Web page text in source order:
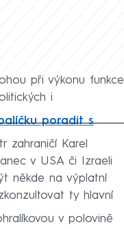
při výkonu funkce
i
poradit s
zahraničí Karel
v USA či Izraeli
někde na výplatní
ty hlavní
v polovině